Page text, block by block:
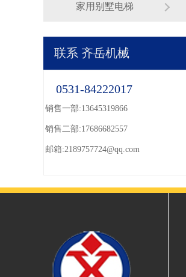
家用别墅电梯
联系 齐岳机械
0531-84222017
销售一部:13645319866
销售二部:17686682557
邮箱:2189757724@qq.com